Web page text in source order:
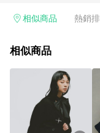
相似商品 熱銷
相似商品